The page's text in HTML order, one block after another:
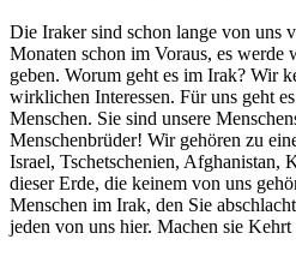
Die Iraker sind schon lange von uns
Monaten schon im Voraus, es
geben. Worum geht es im Irak? Wir
wirklichen Interessen. Für uns geht
Menschen. Sie sind unsere
Menschenbrüder! Wir gehören zu
Israel, Tschetschenien, Afghanistan,
dieser Erde, die keinem von uns
Menschen im Irak, den Sie
jeden von uns hier. Machen sie